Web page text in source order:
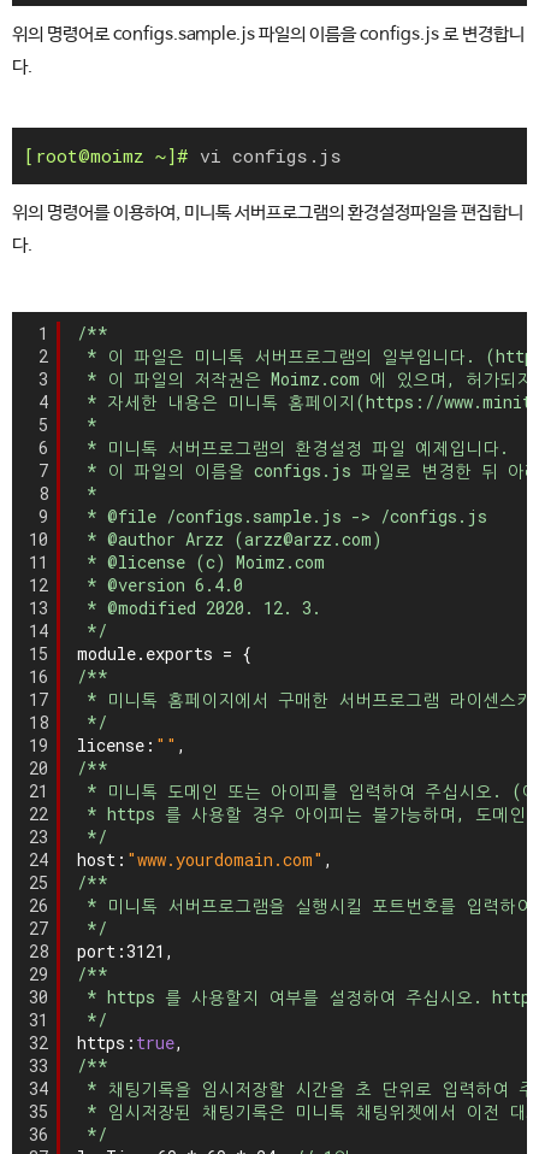
위의 명령어로 configs.sample.js 파일의 이름을 configs.js 로 변경합니
다.
vi configs.js
위의 명령어를 이용하여, 미니톡 서버프로그램의 환경설정파일을 편집합니
다.
1
2
3
4
5
6
7
8
9
10
11
12
13
14
15
16
17
18
19
20
21
22
23
24
25
26
27
28
29
30
31
32
33
34
35
36
/**
* 이 파일은 미니톡 서버프로그램의 일부입니다.
* 이 파일의 저작권은 Moimz.com 에 있으며, 허가되
* 자세한 내용은 미니톡 홈페이지(https://
*
* 미니톡 서버프로그램의 환경설정 파일 예제입니다.
* 이 파일의 이름을 configs.js 파일로 변경한 뒤 아래
*
* @file /configs.sample.js -> /configs.js
* @author Arzz (arzz@arzz.com)
* @license (c) Moimz.com
* @version 6.4.0
* @modified 2020. 12. 3.
*/
module.exports = {
/**
* 미니톡 홈페이지에서 구매한 서버프로그램 라이센스
*/
license: "" ,
/**
* 미니톡 도메인 또는 아이피를 입력하여 주십시오.
* https 를 사용할 경우 아이피는 불가능하며, 도메인
*/
host: "www.yourdomain.com" ,
/**
* 미니톡 서버프로그램을 실행시킬 포트번호를 입력하
*/
port:3121,
/**
* https 를 사용할지 여부를 설정하여 주십시오. https
*/
https: true,
/**
* 채팅기록을 임시저장할 시간을 초 단위로 입력하여
* 임시저장된 채팅기록은 미니톡 채팅위젯에서 이전 대
*/